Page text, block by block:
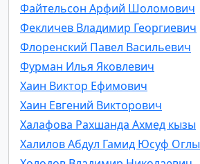
Файтельсон Арфий Шоломович
Фекличев Владимир Георгиевич
Флоренский Павел Васильевич
Фурман Илья Яковлевич
Хаин Виктор Ефимович
Хаин Евгений Викторович
Халафова Рахшанда Ахмед кызы
Халилов Абдул Гамид Юсуф Оглы